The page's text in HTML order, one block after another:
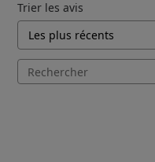
Trier les avis